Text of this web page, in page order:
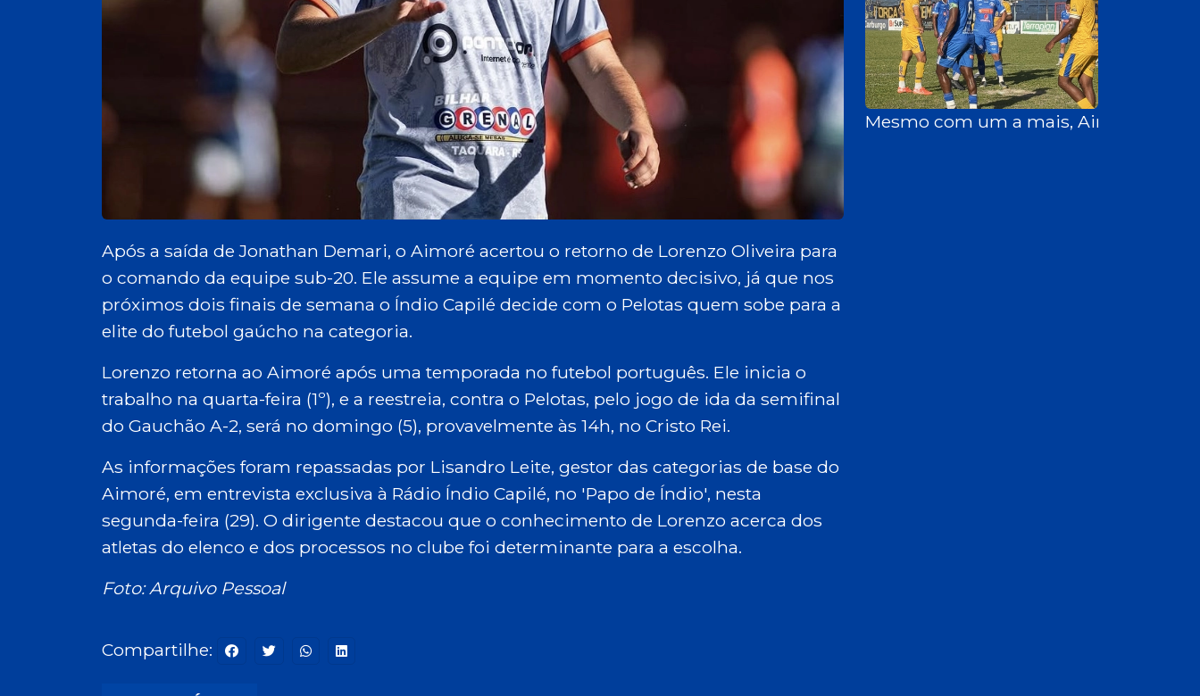
Após a saída de Jonathan Demari, o Aimoré acertou o retorno de Lorenzo Oliveira para
o comando da equipe sub-20. Ele assume a equipe em momento decisivo, já que nos
próximos dois finais de semana o Índio Capilé decide com o Pelotas quem sobe para a
elite do futebol gaúcho na categoria.
Lorenzo retorna ao Aimoré após uma temporada no futebol português. Ele inicia o
trabalho na quarta-feira (1º), e a reestreia, contra o Pelotas, pelo jogo de ida da semifinal
do Gauchão A-2, será no domingo (5), provavelmente às 14h, no Cristo Rei.
As informações foram repassadas por Lisandro Leite, gestor das categorias de base do
Aimoré, em entrevista exclusiva à Rádio Índio Capilé, no 'Papo de Índio', nesta
segunda-feira (29). O dirigente destacou que o conhecimento de Lorenzo acerca dos
atletas do elenco e dos processos no clube foi determinante para a escolha.
Foto: Arquivo Pessoal
Compartilhe:
Mesmo com um a mais, Aimoré leva